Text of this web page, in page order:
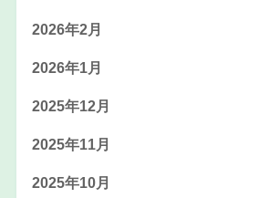
2026年2月
2026年1月
2025年12月
2025年11月
2025年10月